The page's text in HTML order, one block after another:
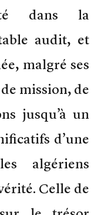
dans la
audit, et
malgré ses
mission, de
jusqu’à un
d’une
algériens
Celle de